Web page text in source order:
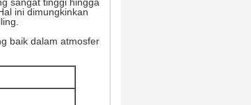
ini dimungkinkan
baik dalam atmosfer